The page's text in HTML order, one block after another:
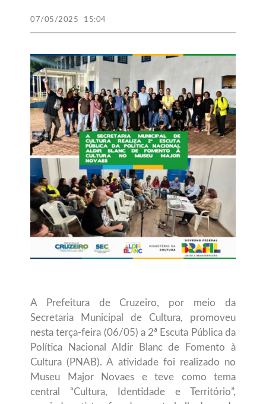
07/05/2025 15:04
A Prefeitura de Cruzeiro, por meio da
Secretaria Municipal de Cultura, promoveu
nesta terça-feira (06/05) a 2ª Escuta Pública da
Política Nacional Aldir Blanc de Fomento à
Cultura (PNAB). A atividade foi realizado no
Museu Major Novaes e teve como tema
central “Cultura, Identidade e Território”,